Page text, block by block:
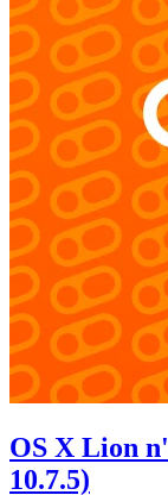
OS X Lion
10.7.5)